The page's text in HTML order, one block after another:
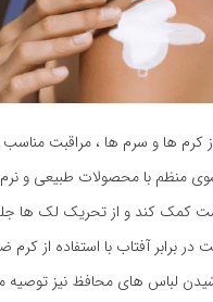
کرم ها و سرم ها ، مراقبت
منظم با محصولات طبیعی و نرم
کمک کند و از تحریک لک ها
در برابر آفتاب با استفاده از کرم
لباس های محافظ نیز